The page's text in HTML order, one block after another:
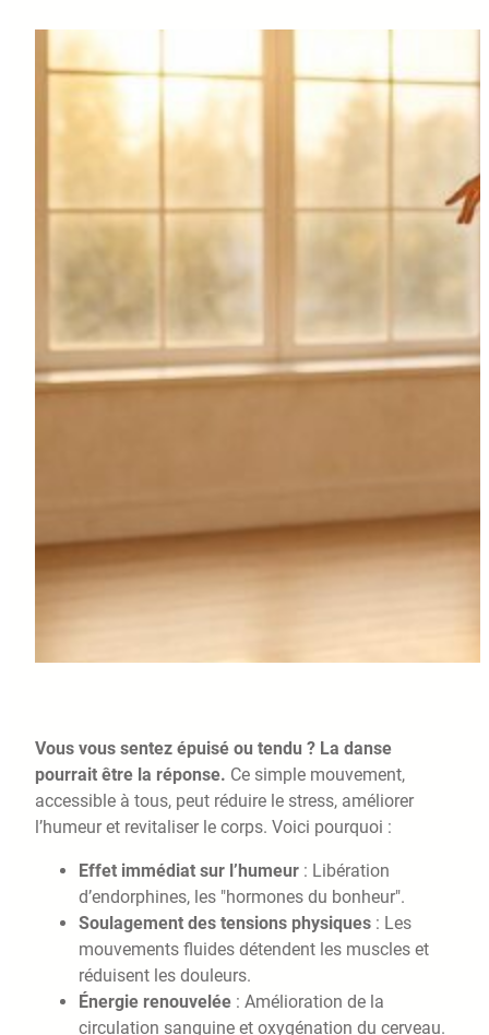
Vous vous sentez épuisé ou tendu ? La danse
pourrait être la réponse. Ce simple mouvement,
accessible à tous, peut réduire le stress, améliorer
l’humeur et revitaliser le corps. Voici pourquoi :
Effet immédiat sur l’humeur : Libération
d’endorphines, les "hormones du bonheur".
Soulagement des tensions physiques : Les
mouvements fluides détendent les muscles et
réduisent les douleurs.
Énergie renouvelée : Amélioration de la
circulation sanguine et oxygénation du cerveau.